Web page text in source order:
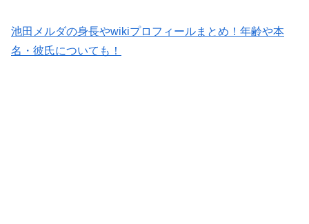
池田メルダの身長やwikiプロフィールまとめ！年齢や本
名・彼氏についても！